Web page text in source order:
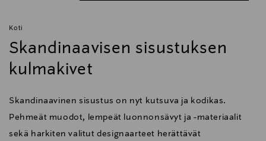
Koti
Skandinaavisen sisustuksen
kulmakivet
Skandinaavinen sisustus on nyt kutsuva ja kodikas.
Pehmeät muodot, lempeät luonnonsävyt ja -materiaalit
sekä harkiten valitut designaarteet herättävät